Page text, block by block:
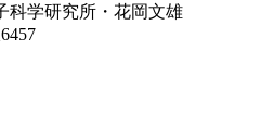
学研究所・花岡文雄